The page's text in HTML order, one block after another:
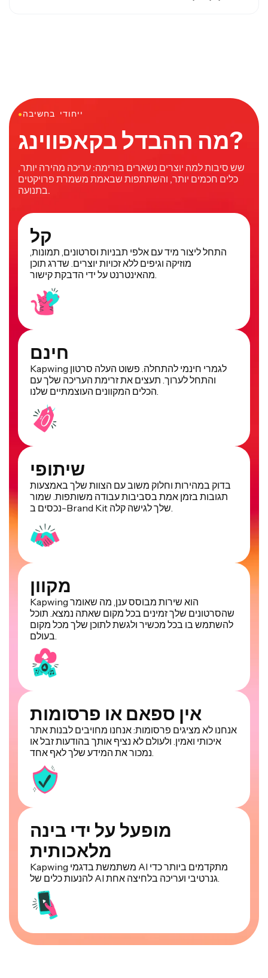
●ייחודי בחשיבה
מה ההבדל בקאפווינג?
שש סיבות למה יוצרים נשארים בזרימה: עריכה מהירה יותר,
כלים חכמים יותר, והשתתפות שבאמת משמרת פרויקטים
בתנועה.
קל
התחל ליצור מיד עם אלפי תבניות וסרטונים, תמונות,
מוזיקה וגיפים ללא זכויות יוצרים. שדרג תוכן
מהאינטרנט על ידי הדבקת קישור.
חינם
Kapwing לגמרי חינמי להתחלה. פשוט העלה סרטון
והתחל לערוך. תעצים את זרימת העריכה שלך עם
הכלים המקוונים העוצמתיים שלנו.
שיתופי
בדוק במהירות וחלוק משוב עם הצוות שלך באמצעות
תגובות בזמן אמת בסביבות עבודה משותפות. שמור
נכסים ב-Brand Kit שלך לגישה קלה.
מקוון
Kapwing הוא שירות מבוסס ענן, מה שאומר
שהסרטונים שלך זמינים בכל מקום שאתה נמצא. תוכל
להשתמש בו בכל מכשיר ולגשת לתוכן שלך מכל מקום
בעולם.
אין ספאם או פרסומות
אנחנו לא מציגים פרסומות: אנחנו מחויבים לבנות אתר
איכותי ואמין. ולעולם לא נציף אותך בהודעות זבל או
נמכור את המידע שלך לאף אחד.
מופעל על ידי בינה
מלאכותית
Kapwing משתמשת בדגמי AI מתקדמים ביותר כדי
להנעות כלים של AI גנרטיבי ועריכה בלחיצה אחת.